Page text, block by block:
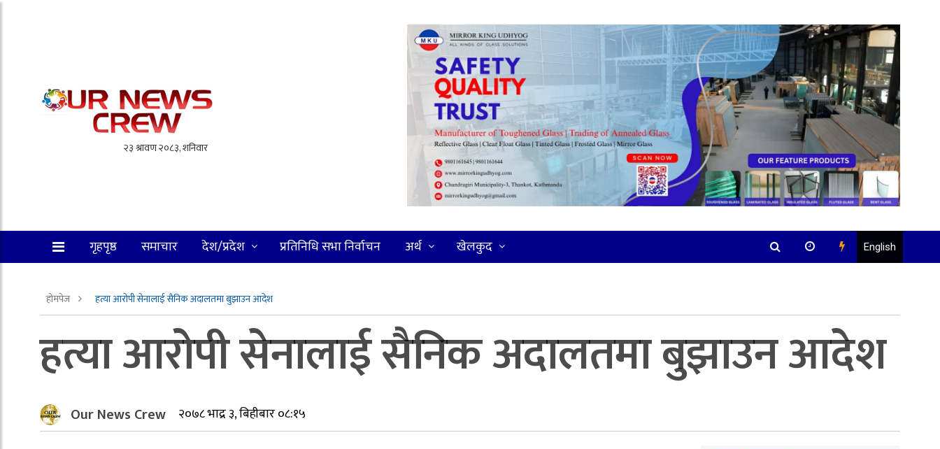
गृहपृष्ठ समाचार देश/प्रदेश प्रतिनिधि सभा निर्वाचन अर्थ खेलकुद English
होमपेज हत्या आरोपी सेनालाई सैनिक अदालतमा बुझाउन आदेश
हत्या आरोपी सेनालाई सैनिक अदालतमा बुझाउन आदेश
Our News Crew २०७८ भाद्र ३, बिहीबार ०८:१५